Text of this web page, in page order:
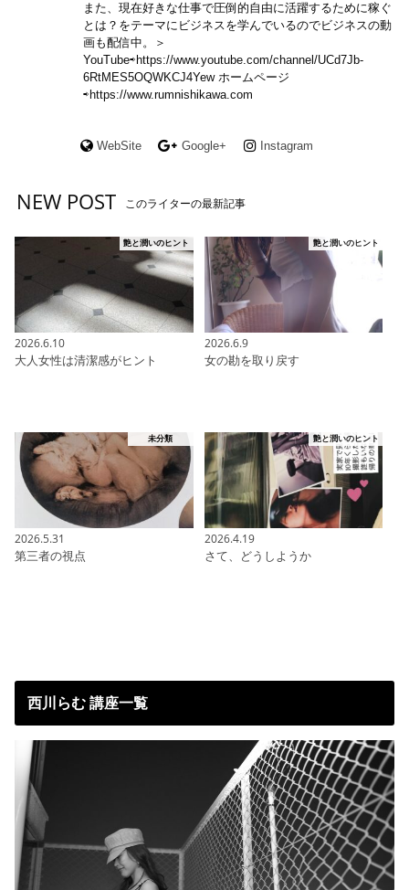
また、現在好きな仕事で圧倒的自由に活躍するために稼ぐ
とは？をテーマにビジネスを学んでいるのでビジネスの動
画も配信中。＞
YouTube⇨https://www.youtube.com/channel/UCd7Jb-
6RtMES5OQWKCJ4Yew ホームページ
⇨https://www.rumnishikawa.com
WebSite Google+ Instagram
NEW POST このライターの最新記事
艶と潤いのヒント
2026.6.10
大人女性は清潔感がヒント
艶と潤いのヒント
2026.6.9
女の勘を取り戻す
未分類
2026.5.31
第三者の視点
艶と潤いのヒント
2026.4.19
さて、どうしようか
西川らむ 講座一覧